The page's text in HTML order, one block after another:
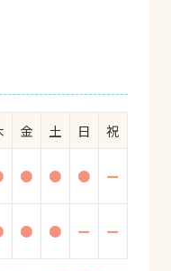
金 土 日
祝
● ● ● ー
● ● ー ー